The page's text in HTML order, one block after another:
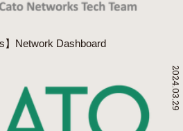
】Network Dashboard
2024.03.29